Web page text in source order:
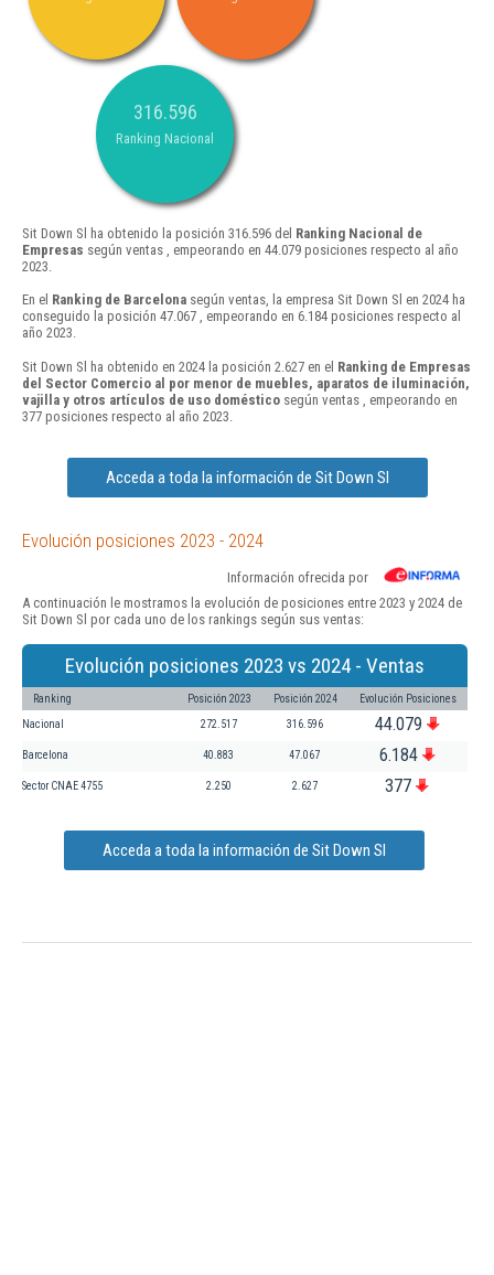
316.596
Ranking Nacional
Sit Down Sl ha obtenido la posición 316.596 del Ranking Nacional de
Empresas según ventas , empeorando en 44.079 posiciones respecto al año
2023.
En el Ranking de Barcelona según ventas, la empresa Sit Down Sl en 2024 ha
conseguido la posición 47.067 , empeorando en 6.184 posiciones respecto al
año 2023.
Sit Down Sl ha obtenido en 2024 la posición 2.627 en el Ranking de Empresas
del Sector Comercio al por menor de muebles, aparatos de iluminación,
vajilla y otros artículos de uso doméstico según ventas , empeorando en
377 posiciones respecto al año 2023.
Acceda a toda la información de Sit Down Sl
Evolución posiciones 2023 - 2024
Información ofrecida por
A continuación le mostramos la evolución de posiciones entre 2023 y 2024 de
Sit Down Sl por cada uno de los rankings según sus ventas:
Evolución posiciones 2023 vs 2024 - Ventas
Ranking Posición 2023 Posición 2024 Evolución Posiciones
Nacional 272.517 316.596 44.079
Barcelona 40.883 47.067 6.184
Sector CNAE 4755 2.250 2.627 377
Acceda a toda la información de Sit Down Sl